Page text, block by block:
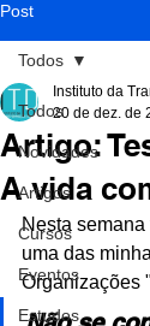
Post
Todos
Novidades
Artigos
Cursos
Eventos
Estudos
Todos
Artigo:
A vida
Instituto da
20 de dez. de
Nesta
uma das
Organizações